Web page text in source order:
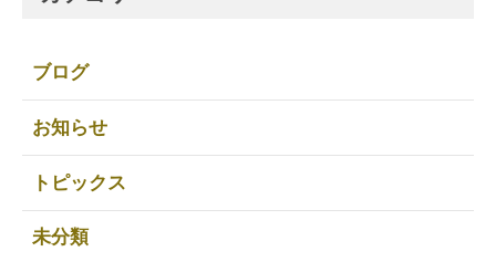
ブログ
お知らせ
トピックス
未分類